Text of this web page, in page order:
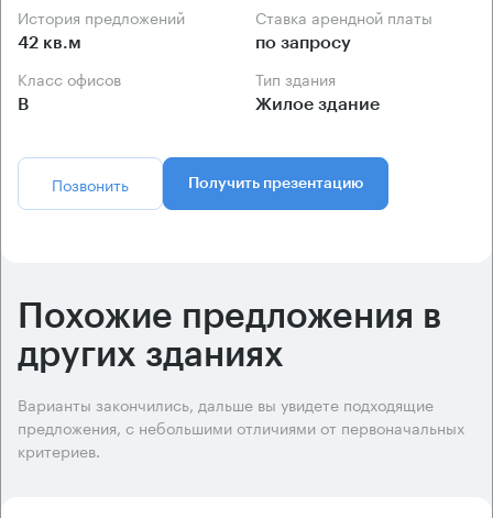
История предложений
42 кв.м
Ставка арендной платы
по запросу
Класс офисов
B
Тип здания
Жилое здание
Позвонить Получить презентацию
Похожие предложения в
других зданиях
Варианты закончились, дальше вы увидете подходящие
предложения, с небольшими отличиями от первоначальных
критериев.